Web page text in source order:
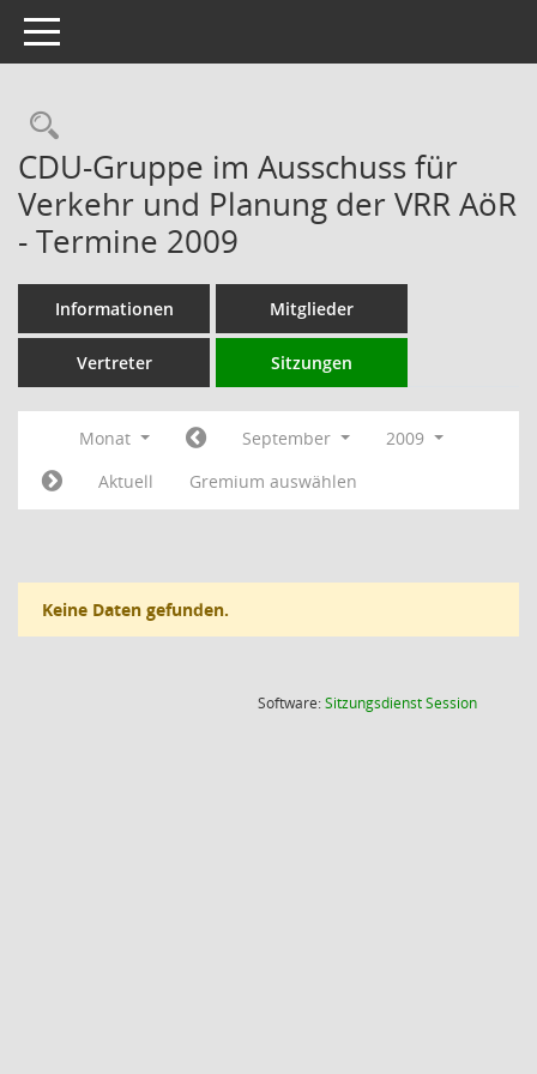
Toggle navigation
Rechercheauswahl
CDU-Gruppe im Ausschuss für
Verkehr und Planung der VRR AöR
- Termine 2009
Informationen Mitglieder
Vertreter Sitzungen
Monat September
2009
Aktuell
Gremium auswählen
Keine Daten gefunden.
Software:SitzungsdienstSession(Wird in